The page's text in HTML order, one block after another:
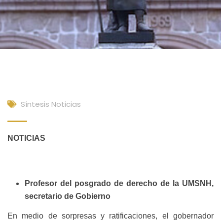
Síntesis Noticias
NOTICIAS
Profesor del posgrado de derecho de la UMSNH,
secretario de Gobierno
En medio de sorpresas y ratificaciones, el gobernador